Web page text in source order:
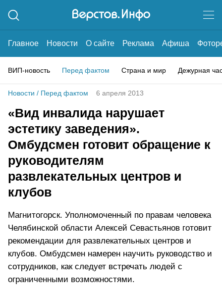
Главное Новости О сайте Реклама Афиша
ВИП-новость Перед фактом Страна и мир Дежурная
Новости / Перед фактом 6 апреля 2013
«Вид инвалида нарушает
эстетику заведения».
Омбудсмен готовит обращение к
руководителям
развлекательных центров и
клубов
Магнитогорск. Уполномоченный по правам человека
Челябинской области Алексей Севастьянов готовит
рекомендации для развлекательных центров и
клубов. Омбудсмен намерен научить руководство и
сотрудников, как следует встречать людей с
ограниченными возможностями.